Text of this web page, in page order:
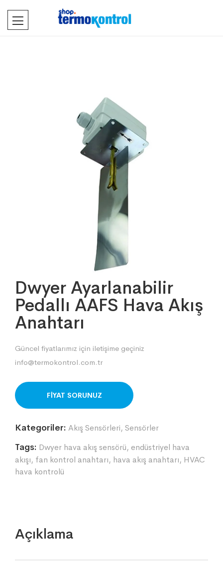
Dwyer Ayarlanabilir
Pedallı AAFS Hava Akış
Anahtarı
Güncel fiyatlarımız için iletişime geçiniz
info@termokontrol.com.tr
ORDER ON WHATSAPP
Kategoriler: Akış Sensörleri, Sensörler
Tags: Dwyer hava akış sensörü, endüstriyel hava
akışı, fan kontrol anahtarı, hava akış anahtarı, HVAC
hava kontrolü
Açıklama